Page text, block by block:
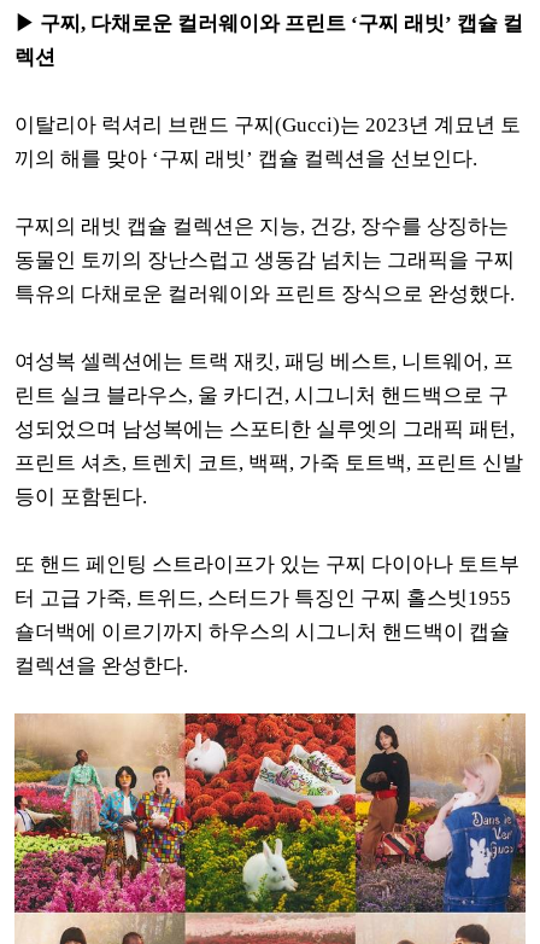
▶ 구찌, 다채로운 컬러웨이와 프린트 ‘구찌 래빗’ 캡슐 컬
렉션
이탈리아 럭셔리 브랜드 구찌(Gucci)는 2023년 계묘년 토
끼의 해를 맞아 ‘구찌 래빗’ 캡슐 컬렉션을 선보인다.
구찌의 래빗 캡슐 컬렉션은 지능, 건강, 장수를 상징하는
동물인 토끼의 장난스럽고 생동감 넘치는 그래픽을 구찌
특유의 다채로운 컬러웨이와 프린트 장식으로 완성했다.
여성복 셀렉션에는 트랙 재킷, 패딩 베스트, 니트웨어, 프
린트 실크 블라우스, 울 카디건, 시그니처 핸드백으로 구
성되었으며 남성복에는 스포티한 실루엣의 그래픽 패턴,
프린트 셔츠, 트렌치 코트, 백팩, 가죽 토트백, 프린트 신발
등이 포함된다.
또 핸드 페인팅 스트라이프가 있는 구찌 다이아나 토트부
터 고급 가죽, 트위드, 스터드가 특징인 구찌 홀스빗1955
숄더백에 이르기까지 하우스의 시그니처 핸드백이 캡슐
컬렉션을 완성한다.